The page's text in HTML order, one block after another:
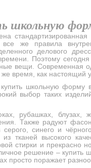
школьную
же правила
делового
Поэтому
вещи. Современная
время, как настоящий
школьную
выбор таких
рубашках, блузах,
Также радуют
серого, синего и
тканей высокого
стирки и прекрасно
решение –
просто поражает